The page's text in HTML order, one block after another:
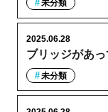
未分類
ブリッジがあ
2025.06.28
未分類